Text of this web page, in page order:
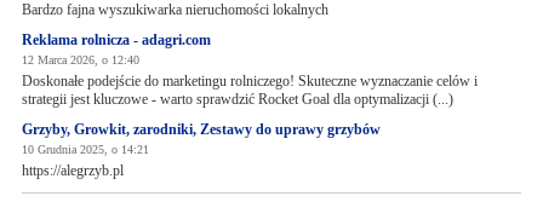
Bardzo fajna wyszukiwarka nieruchomości lokalnych
Reklama rolnicza - adagri.com
12 Marca 2026, o 12:40
Doskonałe podejście do marketingu rolniczego! Skuteczne wyznaczanie celów i
strategii jest kluczowe - warto sprawdzić Rocket Goal dla optymalizacji (...)
Grzyby, Growkit, zarodniki, Zestawy do uprawy grzybów
10 Grudnia 2025, o 14:21
https://alegrzyb.pl